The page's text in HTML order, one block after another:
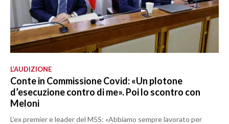
L’AUDIZIONE
Conte in Commissione Covid: «Un plotone
d’esecuzione contro di me». Poi lo scontro con
Meloni
L’ex premier e leader del M5S: «Abbiamo sempre lavorato per